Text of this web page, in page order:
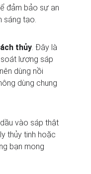
đảm bảo sự an
sáng tạo.
thủy. Đây là
lượng sáp
dùng nồi
dùng chung
vào sáp thật
thủy tinh hoặc
bạn mong